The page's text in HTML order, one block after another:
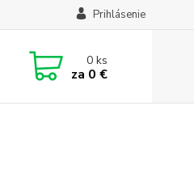
Prihlásenie
0ks
za 0 €